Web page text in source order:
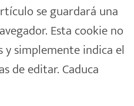
se guardará una
Esta cookie no
y simplemente indica el
de editar. Caduca